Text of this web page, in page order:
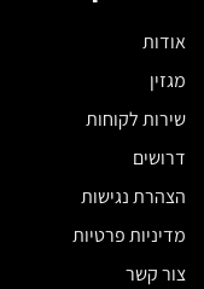
אודות
מגזין
שירות לקוחות
דרושים
הצהרת נגישות
מדיניות פרטיות
צור קשר